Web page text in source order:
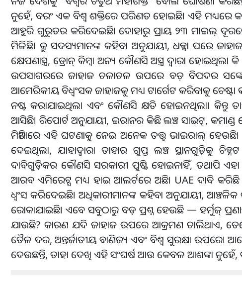
ନୁହେଁ, ବରଂ ଏକ ବିଶ୍ୱ ଶକ୍ତିରେ ପରିଣତ ହୋଇଛି। ଏହି ମଧ୍ୟରେ
ଆହୁରି ଗୁରୁତର କରିଦେଇଛି। ଦୋହାରୁ ପ୍ରାୟ ୨୩ ମାଇଲ୍
ମିଳିଛି। କ୍ରୁ ସଦସ୍ୟମାନଙ୍କ କହିବା ଅନୁଯାୟୀ, ଧକ୍କା ପରେ
କ୍ଷେପଣାସ୍ତ୍ର, ଡ୍ରୋନ୍ କିମ୍ବା ଅନ୍ୟ କୌଣସି ଅସ୍ତ୍ର ଦ୍ୱାରା
ଉପସାଗରରେ ଜାହାଜ ଚଳାଚଳ ଉପରେ ବଡ଼ ବିପଦର
ଆମେରିକୀୟ ବିଧ୍ୱଂସକ ଜାହାଜକୁ ମଧ୍ୟ ଟାର୍ଗେଟ କରିବାକୁ
ନଷ୍ଟ କରାଯାଇଥିଲା ଏବଂ କୌଣସି କ୍ଷତି ହୋଇନଥିଲା। କିନ୍ତୁ
ଆସିଛି। ରିପୋର୍ଟ ଅନୁଯାୟୀ, ଇରାନର କିଛି ଲଞ୍ଚ ସାଇଟ୍,
ମିଡିଆରେ ଏହି ଘଟଣାକୁ ନେଇ ଅନେକ ତତ୍ତ୍ୱ ଭାଇରାଲ୍
ଦେଇଥିଲା, ଯାହାଦ୍ୱାରା ତାହାର ଗୁପ୍ତ ଲଞ୍ଚ ସ୍ଥାନଗୁଡ଼ିକୁ
ଦାବିଗୁଡ଼ିକର କୌଣସି ସରକାରୀ ପୁଷ୍ଟି ହୋଇନାହିଁ, ତଥାପି
ଆରବ ଏମିରେଟ୍ସ ମଧ୍ୟ ହାଇ ଆଲର୍ଟରେ ଅଛି। UAE ଦାବି କରିଛି
ଧ୍ୱଂସ କରିଦେଇଛି। ଅଧିକାରୀମାନଙ୍କ କହିବା ଅନୁଯାୟୀ,
ରୋକାଯାଇଛି। ଏବେ ସବୁଠାରୁ ବଡ଼ ପ୍ରଶ୍ନ ହେଉଛି — ହର୍ମୁଜ୍
ଯାଉଛି? କାରଣ ଯଦି ଜାହାଜ ଉପରେ ଆକ୍ରମଣ ଚାଲିଥାଏ,
ତୈଳ ଦର, ଅନ୍ତର୍ଜାତୀୟ ବାଣିଜ୍ୟ ଏବଂ ବିଶ୍ୱ ସୁରକ୍ଷା
ଦେଉଛନ୍ତି, ତାହା ଦେଖି ଏହି ସଂଘର୍ଷ ଆଉ କେବଳ ଆଶଙ୍କା